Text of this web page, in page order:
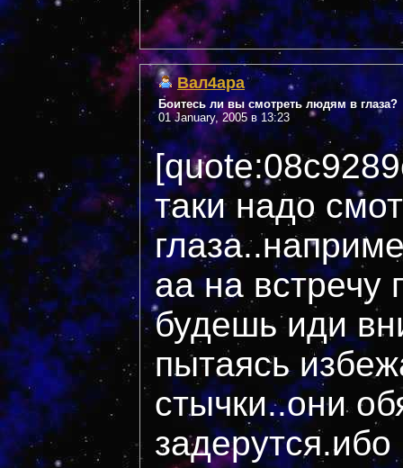
Вал4ара
Боитесь ли вы смотреть людям в глаза?
01 January, 2005 в 13:23
таки надо
аа на встречу
будешь иди
пытаясь
стычки..они